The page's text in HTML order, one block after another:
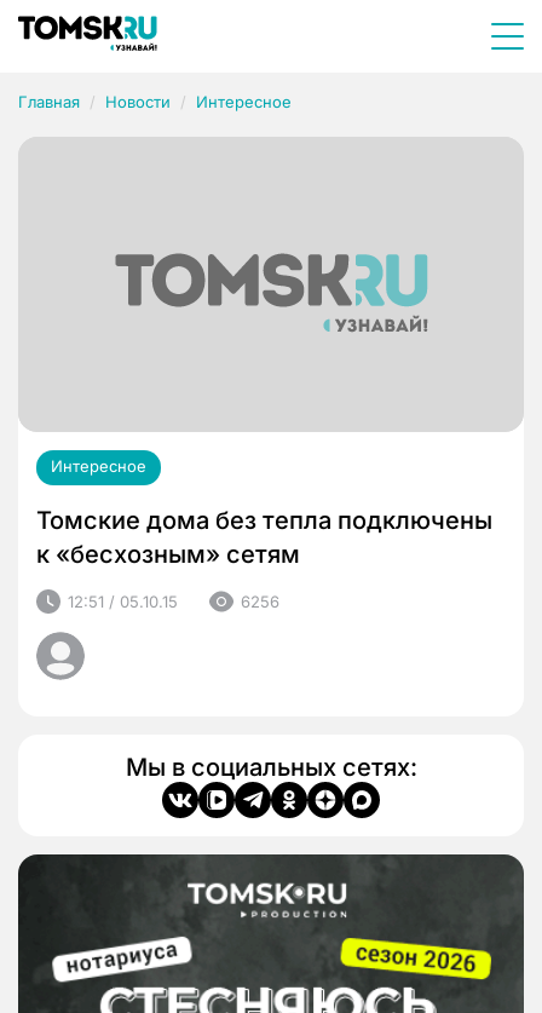
Главная Новости Интересное
Интересное
Томские дома без тепла подключены
к «бесхозным» сетям
12:51 / 05.10.15 6256
Мы в социальных сетях: